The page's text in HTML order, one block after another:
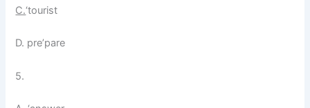
C.‘tourist
D. pre’pare
5.